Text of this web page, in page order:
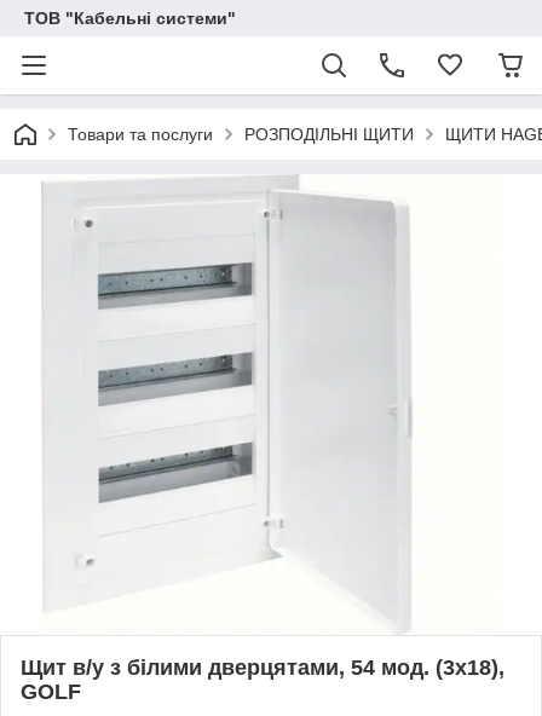
ТОВ "Кабельні системи"
Товари та послуги РОЗПОДІЛЬНІ ЩИТИ ЩИТИ
Щит в/у з білими дверцятами, 54 мод. (3х18),
GOLF